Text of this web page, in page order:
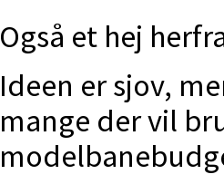
Også et hej
Ideen er sjov,
mange der vil